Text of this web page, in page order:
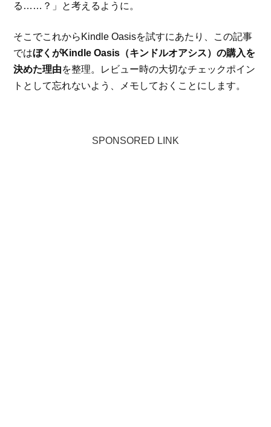
る……？」と考えるように。
そこでこれからKindle Oasisを試すにあたり、この記事
ではぼくがKindle Oasis（キンドルオアシス）の購入を
決めた理由を整理。レビュー時の大切なチェックポイン
トとして忘れないよう、メモしておくことにします。
SPONSORED LINK